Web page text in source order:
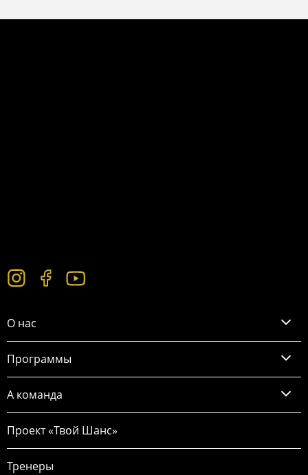
О нас
Программы
А команда
Проект «Твой Шанс»
Тренеры